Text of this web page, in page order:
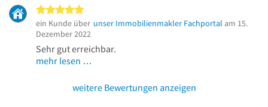
ein Kunde über unser Immobilienmakler Fachportal am 15.
Dezember 2022
Sehr gut erreichbar.
mehr lesen …
weitere Bewertungen anzeigen